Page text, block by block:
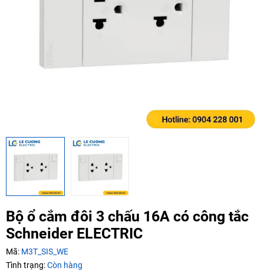
Bộ ổ cắm đôi 3 chấu 16A có công tắc
Schneider ELECTRIC
Mã: M3T_SIS_WE
Tình trạng:Còn hàng